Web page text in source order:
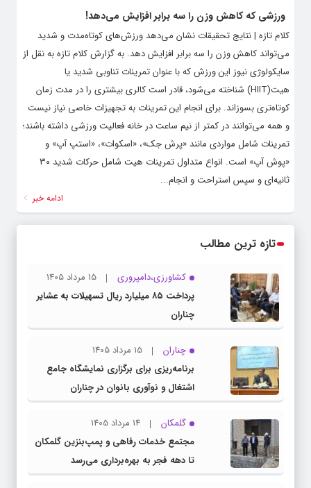
ورزشی که کاهش وزن را سه برابر افزایش می‌دهد!
کلام تازه | نتایج تحقیقات نشان می‌دهد ورزش‌های کوتاه‌مدت و شدید
می‌تواند کاهش وزن را سه برابر افزایش دهد. به گزارش کلام تازه به نقل از
سایکولوژی نیوز این ورزش که با عنوان تمرینات تناوبی شدید یا
هیت(HIIT) شناخته می‌شود، قادر است کالری بیشتری را در مدت زمان
کوتاه‌تری بسوزاند. برای انجام این تمرینات به تجهیزات خاصی نیاز نیست
و همه می‌توانند در کمتر از نیم ساعت در خانه فعالیت ورزشی داشته باشند؛
تمرینات شامل مواردی مانند «پرش جک»، «اسکوات»، «استپ آپ» و
«پوش آپ» است. انواع متداول تمرینات هیت شامل حرکات شدید ۳۰
ثانیه‌ای و سپس استراحت و انجام...
ادامه خبر
تازه ترین مطالب
کشاورزی،دامپروری
15 مرداد 1405
پرداخت ۸۵ میلیارد ریال تسهیلات به عشایر
چناران
چناران
15 مرداد 1405
برنامه‌ریزی برای برگزاری نمایشگاه جامع
اشتغال و نوآوری بانوان در چناران
گلمکان
14 مرداد 1405
مجتمع خدمات رفاهی و پمپ‌بنزین گلمکان
تا دهه فجر به بهره‌برداری می‌رسد